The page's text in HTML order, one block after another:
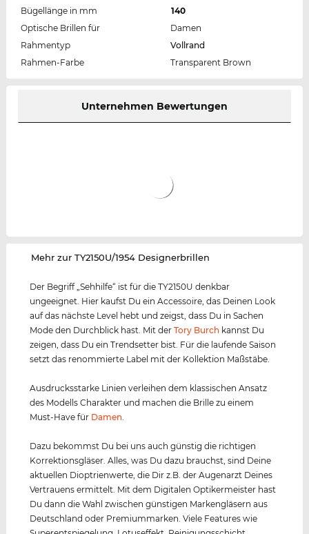
Bügellänge in mm
140
Optische Brillen für
Damen
Rahmentyp
Vollrand
Rahmen-Farbe
Transparent Brown
Unternehmen Bewertungen
‌Mehr zur TY2150U/1954 Designerbrillen
Der Begriff „Sehhilfe“ ist für die TY2150U denkbar
ungeeignet. Hier kaufst Du ein Accessoire, das Deinen Look
auf das nächste Level hebt und zeigst, dass Du in Sachen
Mode den Durchblick hast. Mit derTory Burch kannst Du
zeigen, dass Du ein Trendsetter bist. Für die laufende Saison
setzt das renommierte Label mit der Kollektion Maßstäbe.
Ausdrucksstarke Linien verleihen dem klassischen Ansatz
des Modells Charakter und machen die Brille zu einem
Must-Have für Damen.
Dazu bekommst Du bei uns auch günstig die richtigen
Korrektionsgläser. Alles, was Du dazu brauchst, sind Deine
aktuellen Dioptrienwerte, die Dir z.B. der Augenarzt Deines
Vertrauens ermittelt. Mit dem Digitalen Optikermeister hast
Du dann die Wahl zwischen günstigen Markengläsern aus
Deutschland oder Premiummarken. Viele Features wie